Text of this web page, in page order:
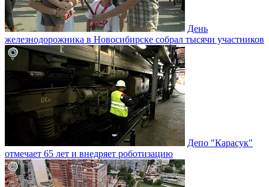
День
железнодорожника в Новосибирске собрал тысячи участников
Депо "Карасук"
отмечает 65 лет и внедряет роботизацию